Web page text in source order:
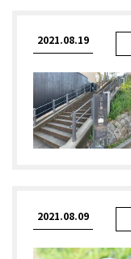
2021.08.19
2021.08.09